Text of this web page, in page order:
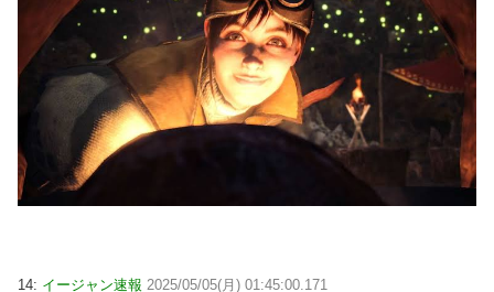
14: イージャン速報 2025/05/05(月) 01:45:00.171